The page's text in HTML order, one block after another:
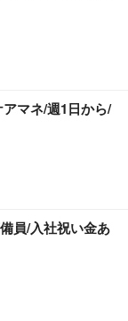
マネ/週1日から/
員/入社祝い金あ